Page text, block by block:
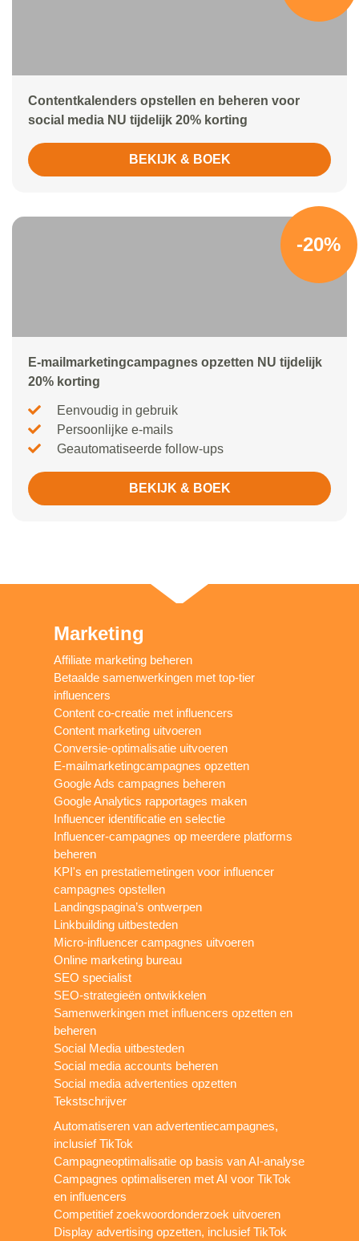
Contentkalenders opstellen en beheren voor
social media NU tijdelijk 20% korting
BEKIJK & BOEK
-20%
E-mailmarketingcampagnes opzetten NU tijdelijk
20% korting
Eenvoudig in gebruik
Persoonlijke e-mails
Geautomatiseerde follow-ups
BEKIJK & BOEK
Marketing
Affiliate marketing beheren
Betaalde samenwerkingen met top-tier
influencers
Content co-creatie met influencers
Content marketing uitvoeren
Conversie-optimalisatie uitvoeren
E-mailmarketingcampagnes opzetten
Google Ads campagnes beheren
Google Analytics rapportages maken
Influencer identificatie en selectie
Influencer-campagnes op meerdere platforms
beheren
KPI's en prestatiemetingen voor influencer
campagnes opstellen
Landingspagina’s ontwerpen
Linkbuilding uitbesteden
Micro-influencer campagnes uitvoeren
Online marketing bureau
SEO specialist
SEO-strategieën ontwikkelen
Samenwerkingen met influencers opzetten en
beheren
Social Media uitbesteden
Social media accounts beheren
Social media advertenties opzetten
Tekstschrijver
Automatiseren van advertentiecampagnes,
inclusief TikTok
Campagneoptimalisatie op basis van AI-analyse
Campagnes optimaliseren met AI voor TikTok
en influencers
Competitief zoekwoordonderzoek uitvoeren
Display advertising opzetten, inclusief TikTok